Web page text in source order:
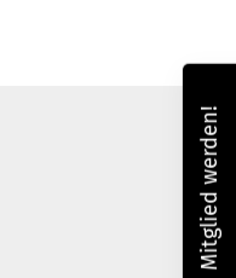
Mitglied werden!